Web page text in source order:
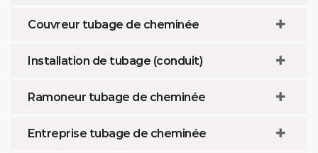
Couvreur tubage de cheminée
Installation de tubage (conduit)
Ramoneur tubage de cheminée
Entreprise tubage de cheminée